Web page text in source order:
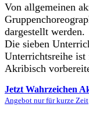
Von allgemeinen
dargestellt werden.
Die sieben
Unterrichtsreihe ist
Akribisch
Jetzt Wahrzeichen
Angebot nur für kurze Zeit